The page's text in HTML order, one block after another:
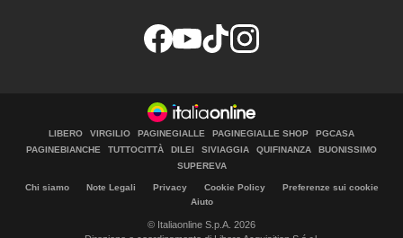
LIBERO VIRGILIO PAGINEGIALLE PAGINEGIALLE SHOP
PGCASA
PAGINEBIANCHE
TUTTOCITTÀ DILEI SIVIAGGIA QUIFINANZA
BUONISSIMO
SUPEREVA
Chi siamo Note Legali Privacy Cookie Policy
Preferenze sui cookie
Aiuto
© Italiaonline S.p.A. 2026